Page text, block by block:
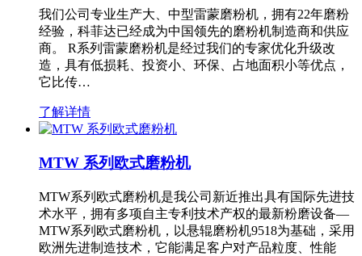
我们公司专业生产大、中型雷蒙磨粉机，拥有22年磨粉
经验，科菲达已经成为中国领先的磨粉机制造商和供应
商。 R系列雷蒙磨粉机是经过我们的专家优化升级改
造，具有低损耗、投资小、环保、占地面积小等优点，
它比传…
了解详情
MTW 系列欧式磨粉机
MTW系列欧式磨粉机是我公司新近推出具有国际先进技
术水平，拥有多项自主专利技术产权的最新粉磨设备—
MTW系列欧式磨粉机，以悬辊磨粉机9518为基础，采用
欧洲先进制造技术，它能满足客户对产品粒度、性能